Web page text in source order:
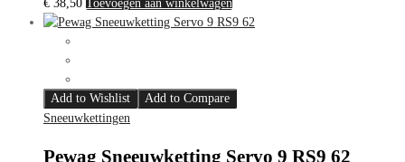
€ 38,50 Toevoegen aan winkelwagen
Add to Wishlist
Add to Compare
Sneeuwkettingen
Pewag Sneeuwketting Servo 9 RS9 62